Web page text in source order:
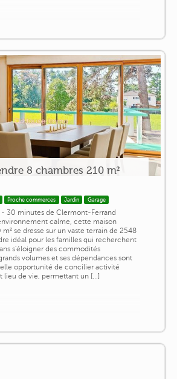
8 chambres 210 m²
Proche commerces Jardin Garage
- 30 minutes de Clermont-Ferrand
calme, cette maison
se dresse sur un vaste terrain de 2548
idéal pour les familles qui recherchent
s'éloigner des commodités
volumes et ses dépendances sont
opportunité de concilier activité
lieu de vie, permettant un [...]